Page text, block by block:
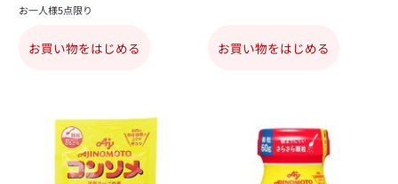
お一人様5点限り
お買い物をはじめる お買い物をはじめる